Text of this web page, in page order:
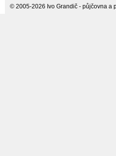
© 2005-2026 Ivo Grandič - půjčovna a